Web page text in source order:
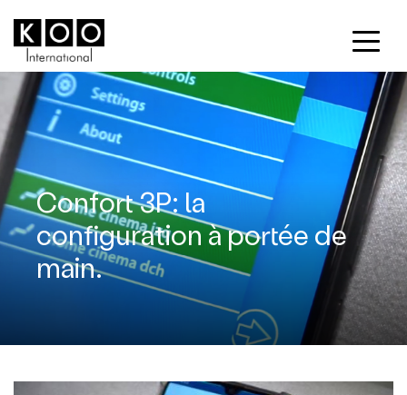
Confort 3P: la
configuration à portée de
main.